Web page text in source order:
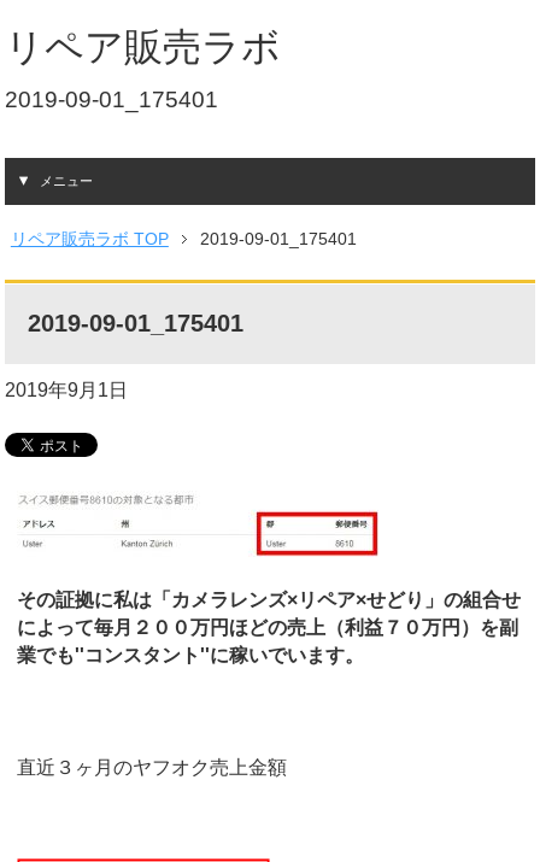
リペア販売ラボ
2019-09-01_175401
メニュー
リペア販売ラボ TOP 2019-09-01_175401
2019-09-01_175401
2019年9月1日
その証拠に私は「カメラレンズ×リペア×せどり」の組合せ
によって毎月２００万円ほどの売上（利益７０万円）を副
業でも''コンスタント''に稼いでいます。
直近３ヶ月のヤフオク売上金額